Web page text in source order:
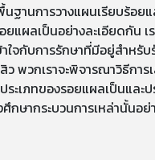
านการวางแผนเรียบร้อยแ
ยแผลเป็นอย่างละเอียดกัน เ
าใจกับการรักษาที่มีอยู่สำหรั
ว พวกเราจะพิจารณาวิธีการ
ระเภทของรอยแผลเป็นและป
กษากระบวนการเหล่านั้นอย่